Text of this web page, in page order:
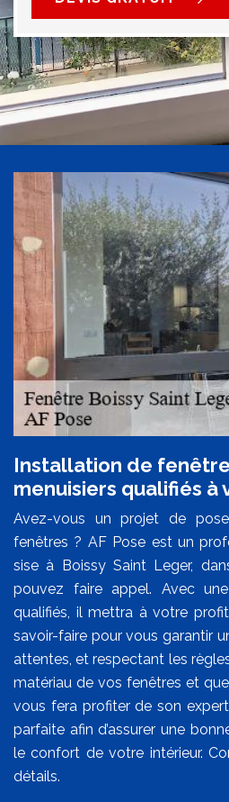
Installation de
menuisiers qualifiés à
Avez-vous un projet de
fenêtres ? AF Pose est un
sise à Boissy Saint Leger,
pouvez faire appel. Avec
qualifiés, il mettra à votre
savoir-faire pour vous garantir
attentes, et respectant les
matériau de vos fenêtres et
vous fera profiter de son
parfaite afin d’assurer une
le confort de votre intérieur.
détails.